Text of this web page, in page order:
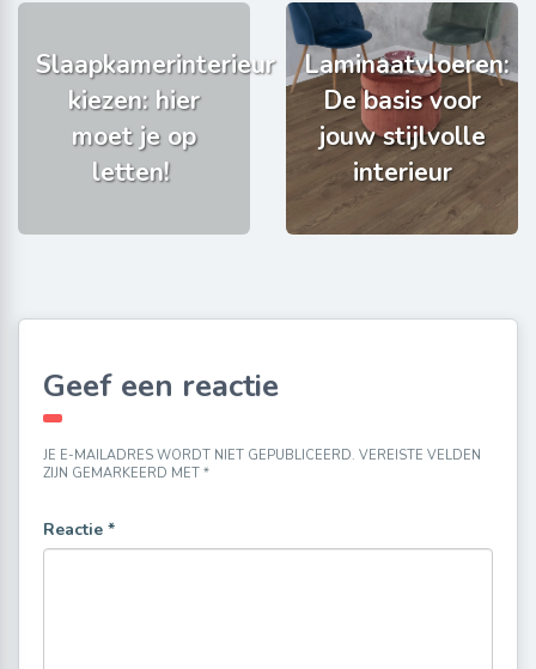
Slaapkamerinterieur
kiezen: hier
moet je op
letten!
Laminaatvloeren:
De basis voor
jouw stijlvolle
interieur
Geef een reactie
JE E-MAILADRES WORDT NIET GEPUBLICEERD. VEREISTE VELDEN
ZIJN GEMARKEERD MET *
Reactie *